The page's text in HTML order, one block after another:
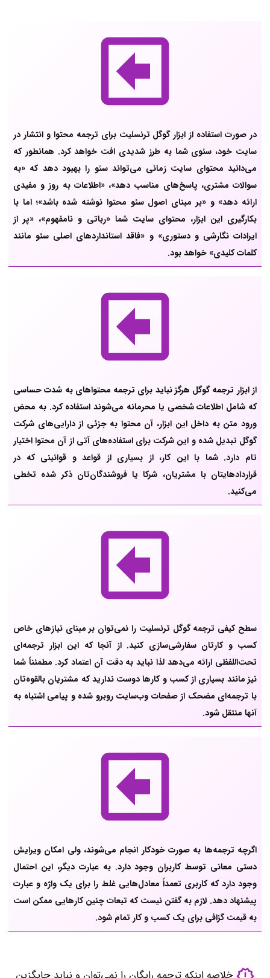
در صورت استفاده از ابزار گوگل ترنسلیت برای ترجمه محتوا و انتشار در
سایت خود، سئوی شما به طرز شدیدی افت خواهد کرد. همانطور که
می‌دانید محتوای سایت زمانی می‌تواند سئو را بهبود دهد که «به
سوالات مشتری، پاسخ‌های مناسب دهد»، «اطلاعات به روز و مفیدی
ارائه دهد» و «بر مبنای اصول سئو محتوا نوشته شده باشد»؛ اما با
بکارگیری این ابزار، محتوای سایت شما «رباتی و نامفهوم»، «پر از
ایرادات نگارشی و دستوری» و «فاقد استانداردهای اصلی سئو مانند
کلمات کلیدی» خواهد بود.
از ابزار ترجمه گوگل هرگز نباید برای ترجمه محتواهای به شدت حساسی
که شامل اطلاعات شخصی یا محرمانه می‌شوند استفاده کرد. به محض
ورود متن به داخل این ابزار، آن محتوا به جزئی از دارایی‌های شرکت
گوگل تبدیل شده و این شرکت برای استفاده‌های آتی از آن محتوا اختیار
تام دارد. شما با این کار، از بسیاری از قواعد و قوانینی که در
قراردادهایتان با مشتریان، شرکا یا فروشندگان‌تان ذکر شده تخطی
می‌کنید.
سطح کیفی ترجمه گوگل ترنسلیت را نمی‌توان بر مبنای نیازهای خاص
کسب و کارتان سفارشی‌سازی کنید. از آنجا که این ابزار ترجمه‌ای
تحت‌اللفظی ارائه می‌دهد لذا نباید به دقت آن اعتماد کرد. مطمئناً شما
نیز مانند بسیاری از کسب و کارها دوست ندارید که مشتریان بالقوه‌تان
با ترجمه‌ای مضحک از صفحات وب‌سایت روبرو شده و پیامی اشتباه به
آنها منتقل شود.
اگرچه ترجمه‌ها به صورت خودکار انجام می‌شوند، ولی امکان ویرایش
دستی معانی توسط کاربران وجود دارد. به عبارت دیگر، این احتمال
وجود دارد که کاربری تعمداً معادل‌هایی غلط را برای یک واژه و عبارت
پیشنهاد دهد. لازم به گفتن نیست که تبعات چنین کارهایی ممکن است
به قیمت گزافی برای یک کسب و کار تمام شود.